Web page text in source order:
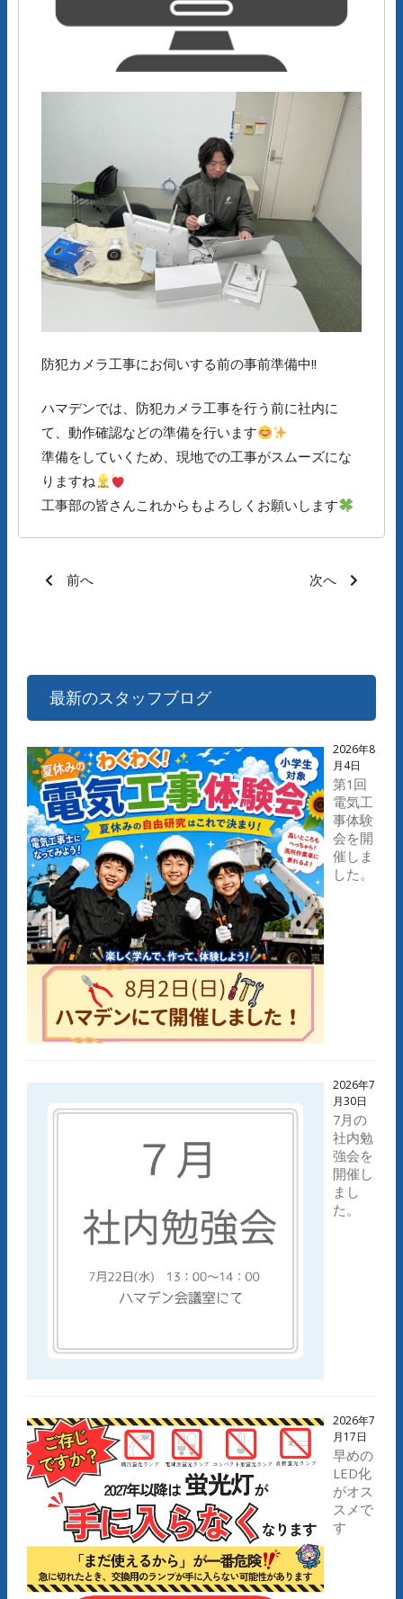
防犯カメラ工事にお伺いする前の事前準備中!!
ハマデンでは、防犯カメラ工事を行う前に社内に
て、動作確認などの準備を行います
準備をしていくため、現地での工事がスムーズにな
りますね
工事部の皆さんこれからもよろしくお願いします
前へ 次へ
最新のスタッフブログ
2026年8
月4日
第1回
電気工
事体験
会を開
催しま
した。
2026年7
月30日
7月の
社内勉
強会を
開催し
まし
た。
2026年7
月17日
早めの
LED化
がオス
スメで
す